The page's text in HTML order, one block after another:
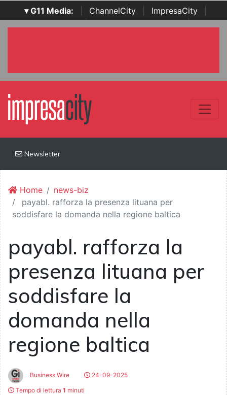
▾ G11 Media: ChannelCity ImpresaCity
SecurityOpenLab | Italian Channel Awards | Italian
Newsletter
Home
news-biz
payabl. rafforza la presenza lituana per
soddisfare la domanda nella regione baltica
payabl. rafforza la
presenza lituana per
soddisfare la
domanda nella
regione baltica
Business Wire
24-09-2025
Tempo di lettura 1 minuti